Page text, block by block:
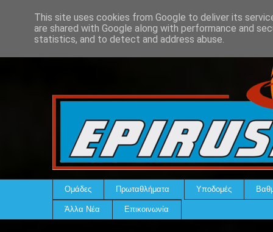
Ομάδες Πρωταθλήματα Υποδομές
Άλλα Νέα Επικοινωνία
This site uses cookies from Google to deliver its
are shared with Google along with performance and
statistics, and to detect and address abuse.